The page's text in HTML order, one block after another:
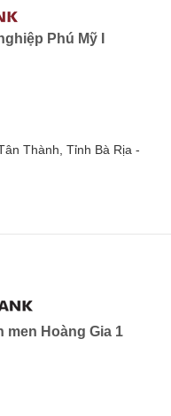
Phú Mỹ I
Thành, Tỉnh Bà Rịa -
men Hoàng Gia 1